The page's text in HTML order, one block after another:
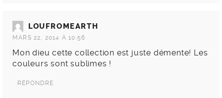
LOUFROMEARTH
MARS 22, 2014 À 10:56
Mon dieu cette collection est juste démente! Les
couleurs sont sublimes !
RÉPONDRE